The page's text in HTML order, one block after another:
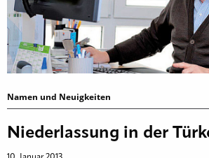
Namen und Neuigkeiten
Niederlassung in der